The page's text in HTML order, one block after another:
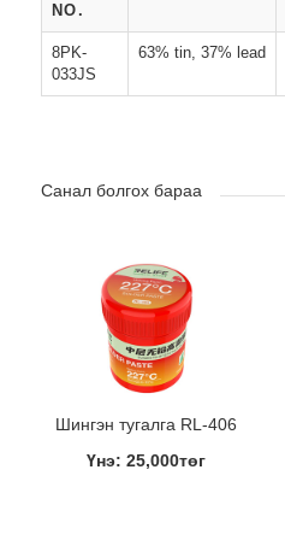
NO.
8PK-
033JS
63% tin, 37% lead
Санал болгох бараа
Шингэн тугалга RL-406
Үнэ: 25,000төг